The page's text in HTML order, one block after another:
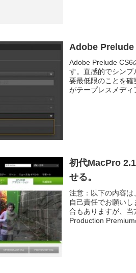
Adobe Prelude
Adobe Prelude CS6
す。直感的でシン
要最低限のことを
がテープレスメディ
初代MacPro
せる。
注意：以下の内容
自己責任でお願い
合もありますが、
Production